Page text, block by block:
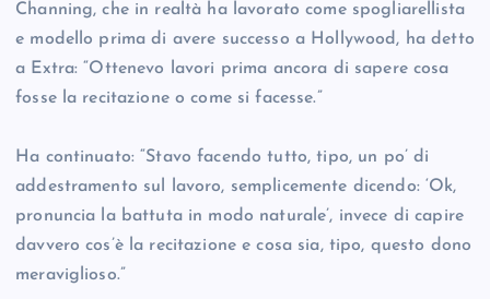
Channing, che in realtà ha lavorato come spogliarellista
e modello prima di avere successo a Hollywood, ha detto
a Extra: “Ottenevo lavori prima ancora di sapere cosa
fosse la recitazione o come si facesse.”
Ha continuato: “Stavo facendo tutto, tipo, un po’ di
addestramento sul lavoro, semplicemente dicendo: ‘Ok,
pronuncia la battuta in modo naturale’, invece di capire
davvero cos’è la recitazione e cosa sia, tipo, questo dono
meraviglioso.”